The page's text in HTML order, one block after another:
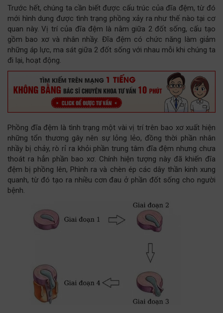
Trước hết, chúng ta cần biết được cấu trúc của đĩa đệm, từ đó
mới hình dung được tình trạng phồng xảy ra như thế nào tại cơ
quan này. Vị trí của đĩa đệm là nằm giữa 2 đốt sống, cấu tạo
gồm bao xơ và nhân nhầy. Đĩa đệm có chức năng làm giảm
những áp lực, ma sát giữa 2 đốt sống với nhau mỗi khi chúng ta
đi lại, hoạt động.
Phồng đĩa đệm là tình trạng một vài vị trí trên bao xơ xuất hiện
những tổn thương gây nên sự lỏng lẻo, đồng thời phần nhân
nhầy bị chảy, rò rỉ ra khỏi phần trung tâm đĩa đệm nhưng chưa
thoát ra hẳn phần bao xơ. Chính hiện tượng này đã khiến đĩa
đệm bị phồng lên, Phình ra và chèn ép các dây thần kinh xung
quanh, từ đó tạo ra nhiều cơn đau ở phần đốt sống cho người
bệnh.